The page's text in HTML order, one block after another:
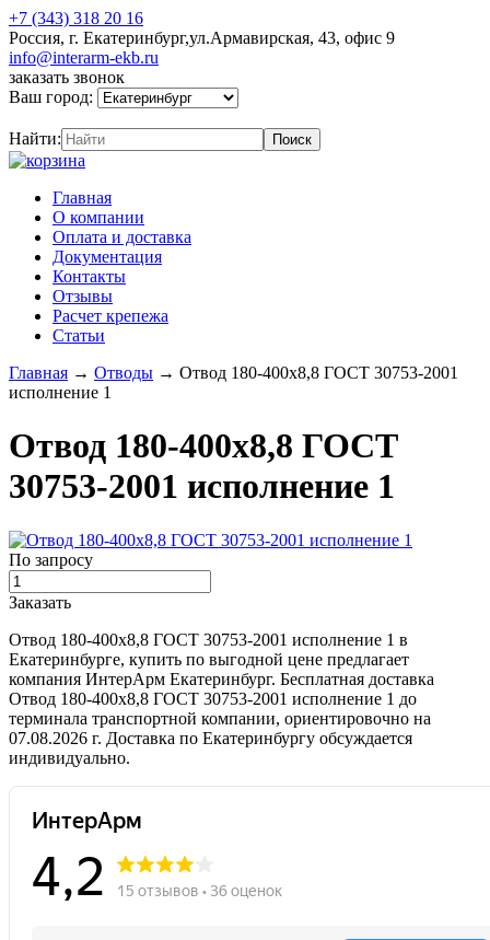
+7 (343) 318 20 16
Россия, г. Екатеринбург,ул.Армавирская, 43, офис 9
info@interarm-ekb.ru
заказать звонок
Ваш город:
Найти:
Главная
О компании
Оплата и доставка
Документация
Контакты
Отзывы
Расчет крепежа
Статьи
Главная → Отводы → Отвод 180-400х8,8 ГОСТ 30753-2001
исполнение 1
Отвод 180-400х8,8 ГОСТ
30753-2001 исполнение 1
По запросу
Заказать
Отвод 180-400х8,8 ГОСТ 30753-2001 исполнение 1 в
Екатеринбурге, купить по выгодной цене предлагает
компания ИнтерАрм Екатеринбург. Бесплатная доставка
Отвод 180-400х8,8 ГОСТ 30753-2001 исполнение 1 до
терминала транспортной компании, ориентировочно на
07.08.2026 г. Доставка по Екатеринбургу обсуждается
индивидуально.